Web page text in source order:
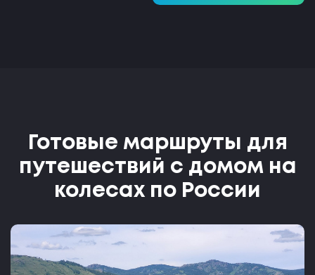
Готовые маршруты для
путешествий с домом на
колесах по России